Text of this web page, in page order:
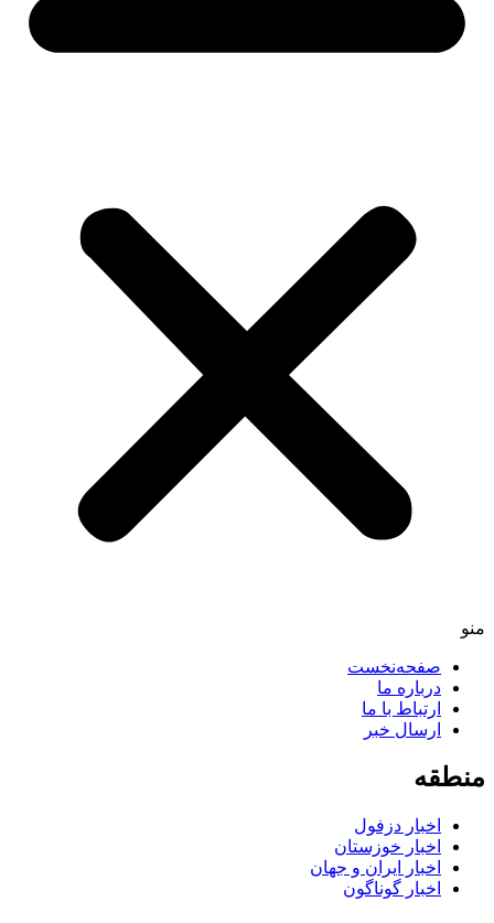
منو
صفحه‌نخست
درباره ما
ارتباط با ما
ارسال خبر
منطقه
اخبار دزفول
اخبار خوزستان
اخبار ایران و جهان
اخبار گوناگون